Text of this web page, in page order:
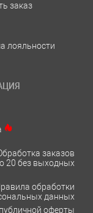
заказ
лояльности
заказов
20 без выходных
обработки
данных
оферты